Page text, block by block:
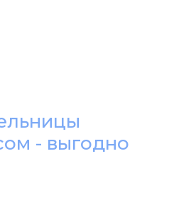
- выгодно